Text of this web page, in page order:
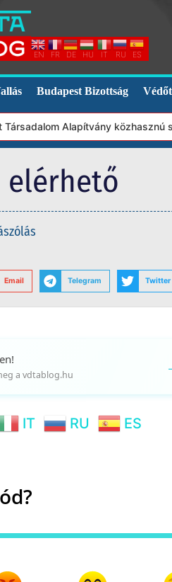
EN FR DE HU IT RU ES
Budapest Bizottság
Alapítvány közhasznú
elérhető
Email Telegram Twitter
a vdtablog.hu
IT RU ES